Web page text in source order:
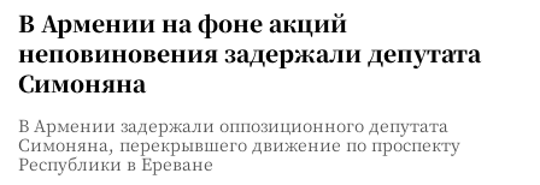
В Армении на фоне акций
неповиновения задержали депутата
Симоняна
В Армении задержали оппозиционного депутата
Симоняна, перекрывшего движение по проспекту
Республики в Ереване